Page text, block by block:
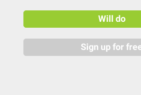
Will do
Sign up for